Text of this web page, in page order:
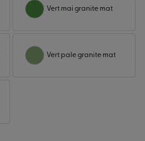
Vert mai granite mat
Vert pale granite mat